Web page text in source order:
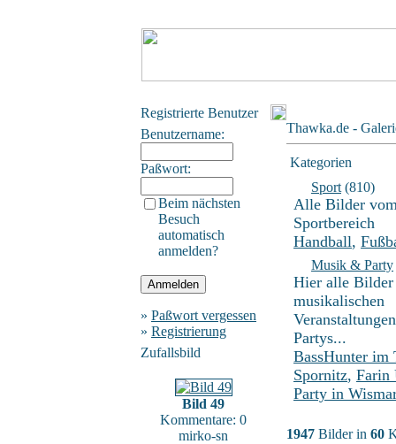
Registrierte Benutzer
Benutzername:
Paßwort:
Beim nächsten
Besuch
automatisch
anmelden?
» Paßwort vergessen
» Registrierung
Zufallsbild
Bild 49
Kommentare: 0
mirko-sn
Thawka.de -
Kategorien
Sport (810)
Alle Bilder
Sportbereich
Handball,
Musik & Party
Hier alle
musikalischen
Partys...
BassHunter im
Spornitz, Farin
Party in
1947 Bilder in 60